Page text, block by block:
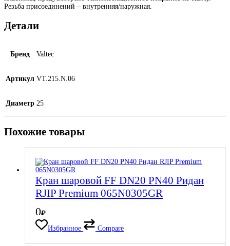
Резьба присоединений – внутренняя/наружная.
Детали
Бренд Valtec
Артикул VT.215.N.06
Диаметр 25
Похожие товары
Кран шаровой FF DN20 PN40 Ридан
RJIP Premium 065N0305GR
0₽
Избранное
Compare